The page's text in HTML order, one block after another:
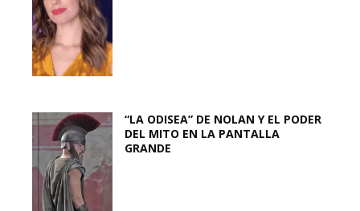
“LA ODISEA” DE NOLAN Y EL PODER
DEL MITO EN LA PANTALLA
GRANDE